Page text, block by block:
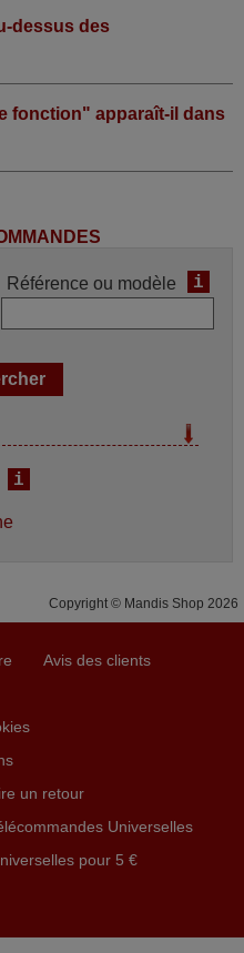
dessus des
fonction" apparaît-il dans
Référence ou modèle i
i
Copyright © Mandis Shop 2026
Avis des clients
un retour
Universelles
pour 5 €